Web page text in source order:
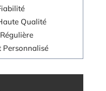
Qualité
Personnalisé